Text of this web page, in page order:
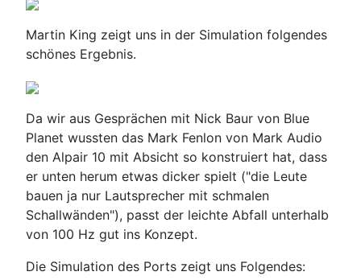
Martin King zeigt uns in der Simulation folgendes
schönes Ergebnis.
Da wir aus Gesprächen mit Nick Baur von Blue
Planet wussten das Mark Fenlon von Mark Audio
den Alpair 10 mit Absicht so konstruiert hat, dass
er unten herum etwas dicker spielt ("die Leute
bauen ja nur Lautsprecher mit schmalen
Schallwänden"), passt der leichte Abfall unterhalb
von 100 Hz gut ins Konzept.
Die Simulation des Ports zeigt uns Folgendes: